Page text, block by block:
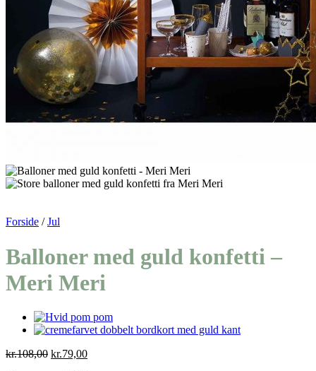
Forside / Jul
Balloner med guld konfetti –
Meri Meri
kr.108,00 Den
kr.79,00Den